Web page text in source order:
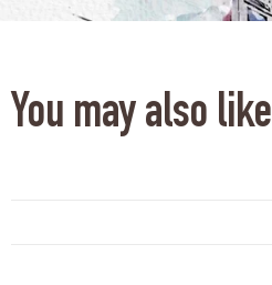
You may also like